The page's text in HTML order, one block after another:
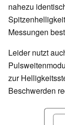
nahezu
Messungen
Leider nutzt
zur
Beschwerden